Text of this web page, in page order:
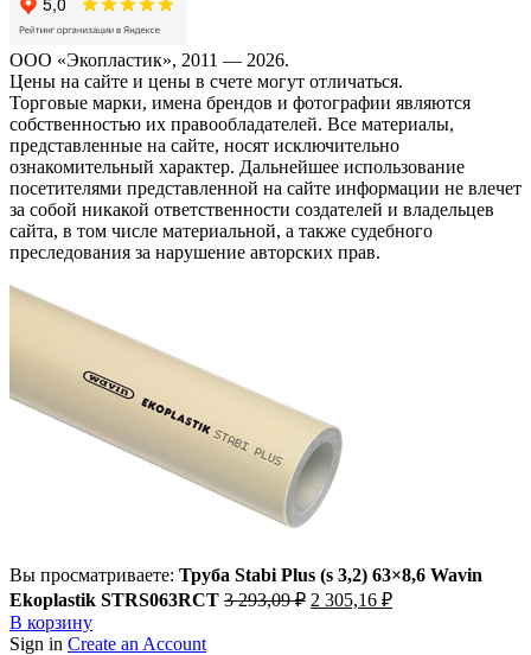
ООО «Экопластик», 2011 — 2026.
Цены на сайте и цены в счете могут отличаться.
Торговые марки, имена брендов и фотографии являются
собственностью их правообладателей. Все материалы,
представленные на сайте, носят исключительно
ознакомительный характер. Дальнейшее использование
посетителями представленной на сайте информации не влечет
за собой никакой ответственности создателей и владельцев
сайта, в том числе материальной, а также судебного
преследования за нарушение авторских прав.
Вы просматриваете: Труба Stabi Plus (s 3,2) 63×8,6 Wavin
Ekoplastik STRS063RCT 3 293,09₽ Первоначальная
2 305,16 ₽Текущая
В корзину
Sign in Create an Account